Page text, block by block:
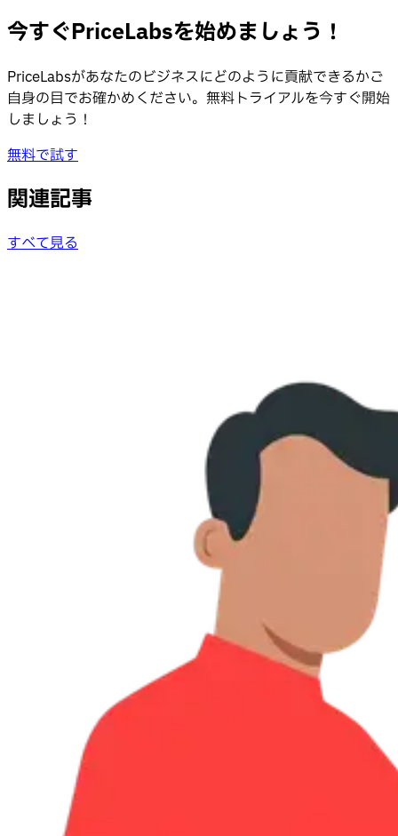
今すぐPriceLabsを始めましょう！
PriceLabsがあなたのビジネスにどのように貢献できるかご
自身の目でお確かめください。無料トライアルを今すぐ開始
しましょう！
無料で試す
関連記事
すべて見る